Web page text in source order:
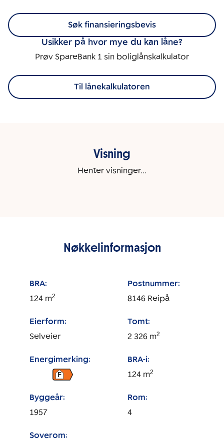
Søk finansieringsbevis
Usikker på hvor mye du kan låne?
Prøv SpareBank 1 sin boliglånskalkulator
Til lånekalkulatoren
Visning
Henter visninger...
Nøkkelinformasjon
BRA:
124 m2
Postnummer:
8146 Reipå
Eierform:
Selveier
Tomt:
2 326 m2
Energimerking:
F
BRA-i:
124 m2
Byggeår:
1957
Rom:
4
Soverom: